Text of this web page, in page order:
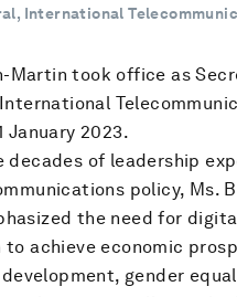
International
Martin took office as
January 2023.
decades of leadership
policy, Ms.
the need for
achieve economic
gender